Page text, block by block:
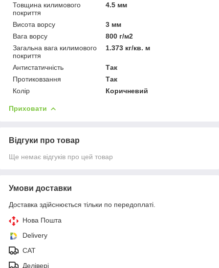
Товщина килимового
покриття
4.5 мм
Висота ворсу
3 мм
Вага ворсу
800 г/м2
Загальна вага килимового
покриття
1.373 кг/кв. м
Антистатичність
Так
Протиковзання
Так
Колір
Коричневий
Приховати
Відгуки про товар
Ще немає відгуків про цей товар
Умови доставки
Доставка здійснюється тільки по передоплаті.
Нова Пошта
Delivery
CAT
Делівері